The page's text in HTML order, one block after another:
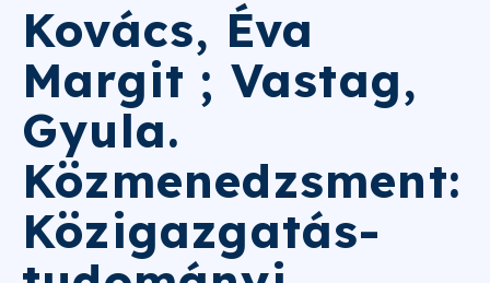
Kovács, Éva
Margit ; Vastag,
Gyula.
Közmenedzsment:
Közigazgatás-